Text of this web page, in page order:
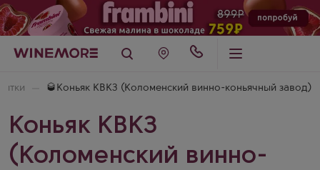
🥃Коньяк КВКЗ (Коломенский винно-коньячный завод)
Коньяк КВКЗ
(Коломенский винно-